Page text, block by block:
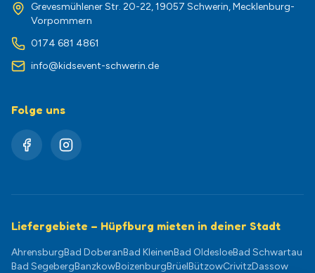
Grevesmühlener Str. 20-22, 19057 Schwerin, Mecklenburg-
Vorpommern
0174 681 4861
info@kidsevent-schwerin.de
Folge uns
Liefergebiete – Hüpfburg mieten in deiner Stadt
AhrensburgBad DoberanBad KleinenBad OldesloeBad Schwartau
Bad SegebergBanzkowBoizenburgBrüelBützowCrivitzDassow